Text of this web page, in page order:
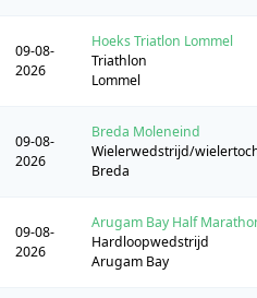
09-08-
2026
Hoeks Triatlon Lommel
Triathlon
Lommel
09-08-
2026
Breda Moleneind
Wielerwedstrijd/
Breda
09-08-
2026
Arugam Bay Half
Hardloopwedstrijd
Arugam Bay